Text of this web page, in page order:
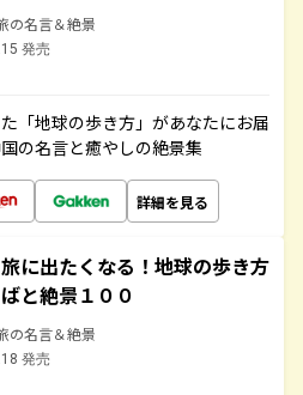
の名言＆絶景
発売
「地球の歩き方」があなたにお届
の名言と癒やしの絶景集
詳細を見る
に出たくなる！地球の歩き方
と絶景１００
の名言＆絶景
発売